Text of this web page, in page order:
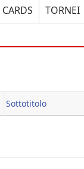
CARDS TORNEI
Sottotitolo